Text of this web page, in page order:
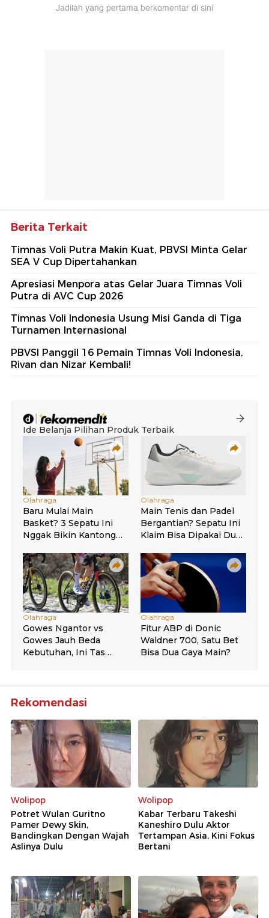
Jadilah yang pertama berkomentar di sini
Berita Terkait
Timnas Voli Putra Makin Kuat, PBVSI Minta Gelar
SEA V Cup Dipertahankan
Apresiasi Menpora atas Gelar Juara Timnas Voli
Putra di AVC Cup 2026
Timnas Voli Indonesia Usung Misi Ganda di Tiga
Turnamen Internasional
PBVSI Panggil 16 Pemain Timnas Voli Indonesia,
Rivan dan Nizar Kembali!
Rekomendasi
Wolipop
Potret Wulan Guritno
Pamer Dewy Skin,
Bandingkan Dengan Wajah
Aslinya Dulu
Wolipop
Kabar Terbaru Takeshi
Kaneshiro Dulu Aktor
Tertampan Asia, Kini Fokus
Bertani